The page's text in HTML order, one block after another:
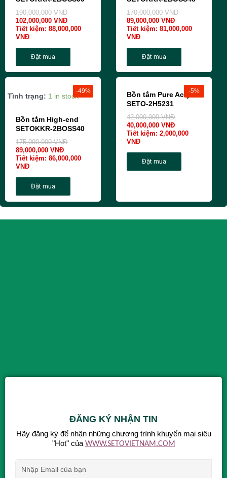
190,000,000VNĐ
102,000,000VNĐ
Tiết kiệm:88,000,000
VNĐ
Đặt mua
170,000,000VNĐ
89,000,000VNĐ
Tiết kiệm:81,000,000
VNĐ
Đặt mua
-49%
Tình trạng: 1 in stock
Bồn tắm High-end
SETOKKR-2BOSS40
175,000,000VNĐ
89,000,000VNĐ
Tiết kiệm:86,000,000
VNĐ
Đặt mua
-5%
Bồn tắm Pure Acrylic
SETO-2H5231
42,000,000VNĐ
40,000,000VNĐ
Tiết kiệm:2,000,000
VNĐ
Đặt mua
ĐĂNG KÝ NHẬN TIN
Hãy đăng ký để nhận những chương trình khuyến mại siêu
"Hot" của WWW.SETOVIETNAM.COM